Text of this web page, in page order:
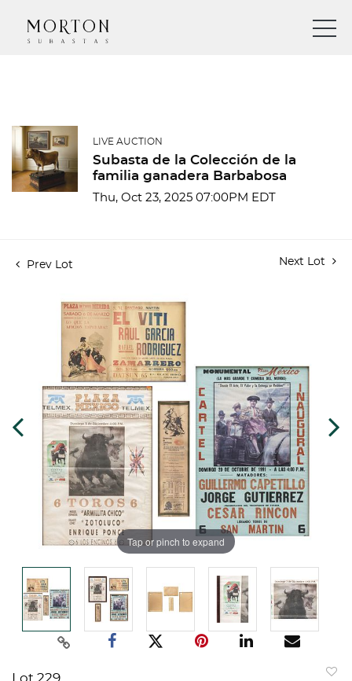
LIVE AUCTION
Subasta de la Colección de la
familia ganadera Barbabosa
Thu, Oct 23, 2025 07:00PM EDT
Prev Lot Next Lot
Tap or pinch to expand